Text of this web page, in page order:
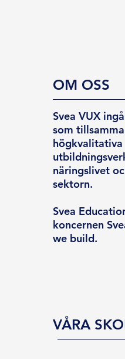
OM OSS
Svea VUX
som
högkvalitativa
näringslivet
sektorn.
Svea
koncernen
we build.
VÅRA